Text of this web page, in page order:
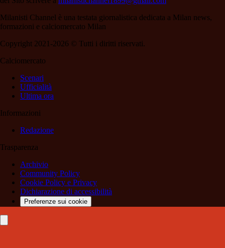
Milanisti Channel è una testata giornalistica dedicata a Milan news,
formazioni e calciomercato Milan
Copyright 2021-2026 © Tutti i diritti riservati.
Calciomercato
Scenari
Ufficialità
Ultima ora
Informazioni
Redazione
Trasparenza
Archivio
Community Policy
Cookie Policy e Privacy
Dichiarazione di accessibilità
Preferenze sui cookie